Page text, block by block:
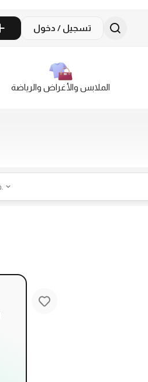
تسجيل / دخول
الملابس والأغراض والرياضة